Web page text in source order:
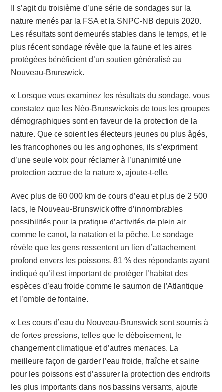
Il s’agit du troisième d’une série de sondages sur la
nature menés par la FSA et la SNPC-NB depuis 2020.
Les résultats sont demeurés stables dans le temps, et le
plus récent sondage révèle que la faune et les aires
protégées bénéficient d’un soutien généralisé au
Nouveau-Brunswick.
« Lorsque vous examinez les résultats du sondage, vous
constatez que les Néo-Brunswickois de tous les groupes
démographiques sont en faveur de la protection de la
nature. Que ce soient les électeurs jeunes ou plus âgés,
les francophones ou les anglophones, ils s’expriment
d’une seule voix pour réclamer à l’unanimité une
protection accrue de la nature », ajoute-t-elle.
Avec plus de 60 000 km de cours d’eau et plus de 2 500
lacs, le Nouveau-Brunswick offre d’innombrables
possibilités pour la pratique d’activités de plein air
comme le canot, la natation et la pêche. Le sondage
révèle que les gens ressentent un lien d’attachement
profond envers les poissons, 81 % des répondants ayant
indiqué qu’il est important de protéger l’habitat des
espèces d’eau froide comme le saumon de l’Atlantique
et l’omble de fontaine.
« Les cours d’eau du Nouveau-Brunswick sont soumis à
de fortes pressions, telles que le déboisement, le
changement climatique et d’autres menaces. La
meilleure façon de garder l’eau froide, fraîche et saine
pour les poissons est d’assurer la protection des endroits
les plus importants dans nos bassins versants, ajoute